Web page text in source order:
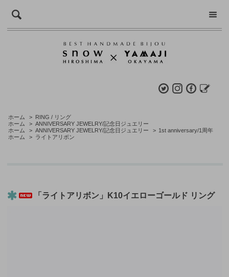
ホーム > RING / リング
ホーム
> ANNIVERSARY JEWELRY/記念日ジュエリー
ホーム
> ANNIVERSARY JEWELRY/記念日ジュエリー > 1st anniversary/1周年
ホーム
> ライトアリボン
「ライトアリボン」K10イエローゴールド リング